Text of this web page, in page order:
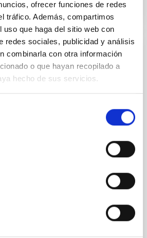
ofrecer funciones de redes
tráfico. Además, compartimos
uso que haga del sitio web con
redes sociales, publicidad y análisis
combinarla con otra información
o que hayan recopilado a
hecho de sus servicios.
por su contribución a la
Aniversario de la
de Canarias (IAC) ha sido
conmemoración del 47 aniversario
española de 1978, celebrado este
Anselmo Pestana. La
Española, por su
científica y técnica en